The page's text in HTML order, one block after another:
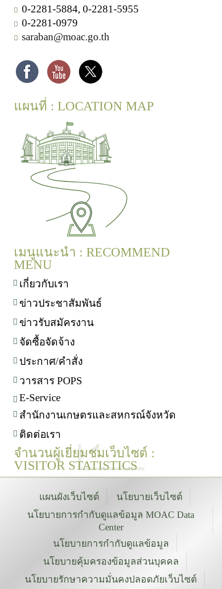
0-2281-5884, 0-2281-5955
0-2281-0979
saraban@moac.go.th
แผนที่ : LOCATION MAP
เมนูแนะนำ : RECOMMEND
MENU
เกี่ยวกับเรา
ข่าวประชาสัมพันธ์
ข่าวรับสมัครงาน
จัดซื้อจัดจ้าง
ประกาศ/คำสั่ง
วารสาร POPS
E-Service
สำนักงานเกษตรและสหกรณ์จังหวัด
ติดต่อเรา
จำนวนผู้เยี่ยมชมเว็บไซต์ :
VISITOR STATISTICS
แผนผังเว็บไซต์
นโยบายเว็บไซต์
นโยบายการกำกับดูแลข้อมูล MOAC Data
Center
นโยบายการกำกับดูแลข้อมูล
นโยบายคุ้มครองข้อมูลส่วนบุคคล
นโยบายรักษาความมั่นคงปลอดภัยเว็บไซต์